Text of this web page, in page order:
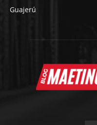
Guajerú